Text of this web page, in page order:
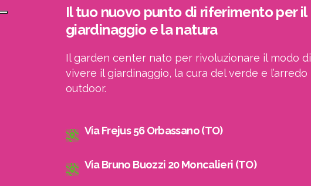
Il tuo nuovo punto di riferimento per il
giardinaggio e la natura
Il garden center nato per rivoluzionare il modo di
vivere il giardinaggio, la cura del verde e l’arredo
outdoor.
Via Frejus 56 Orbassano (TO)
Via Bruno Buozzi 20 Moncalieri (TO)